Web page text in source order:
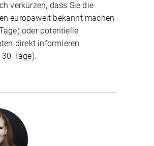
verkürzen, dass Sie die
europaweit bekannt machen
oder potentielle
direkt informieren
Tage).